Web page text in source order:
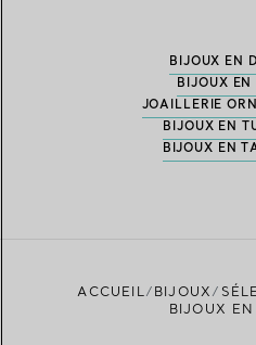
BIJOUX EN
BIJOUX EN
JOAILLERIE
BIJOUX EN
BIJOUX EN
ACCUEIL BIJOUX
BIJOUX